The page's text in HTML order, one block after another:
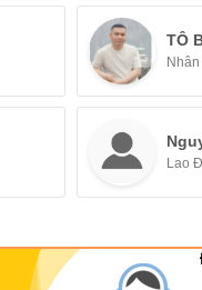
TÔ
Lao